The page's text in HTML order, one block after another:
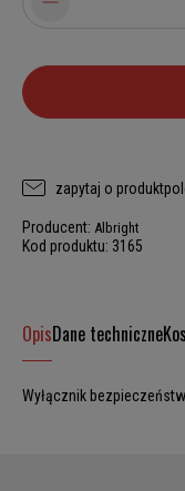
zapytaj o produkt
Producent: Albright
Kod produktu: 3165
OpisDane techniczne
Wyłącznik